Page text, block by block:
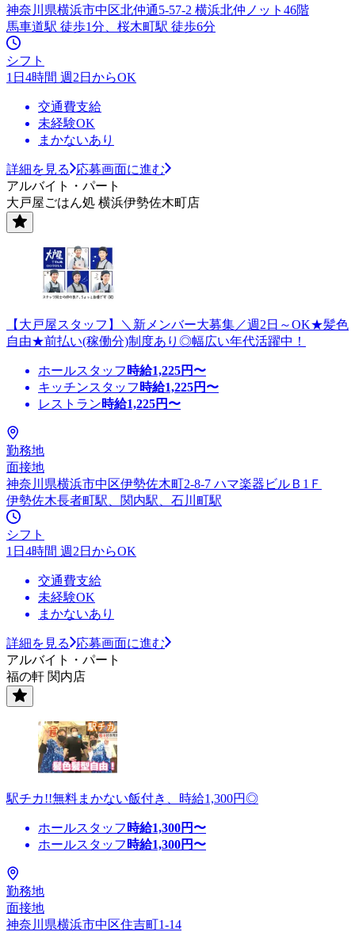
神奈川県横浜市中区北仲通5-57-2 横浜北仲ノット46階
馬車道駅 徒歩1分、桜木町駅 徒歩6分
シフト
1日4時間 週2日からOK
交通費支給
未経験OK
まかないあり
詳細を見る
応募画面に進む
アルバイト・パート
大戸屋ごはん処 横浜伊勢佐木町店
【大戸屋スタッフ】＼新メンバー大募集／週2日～OK★髪色
自由★前払い(稼働分)制度あり◎幅広い年代活躍中！
ホールスタッフ 時給1,225円〜
キッチンスタッフ 時給1,225円〜
レストラン時給1,225円〜
勤務地
面接地
神奈川県横浜市中区伊勢佐木町2-8-7 ハマ楽器ビルＢ1Ｆ
伊勢佐木長者町駅、関内駅、石川町駅
シフト
1日4時間 週2日からOK
交通費支給
未経験OK
まかないあり
詳細を見る
応募画面に進む
アルバイト・パート
福の軒 関内店
駅チカ!!無料まかない飯付き、時給1,300円◎
ホールスタッフ 時給1,300円〜
ホールスタッフ 時給1,300円〜
勤務地
面接地
神奈川県横浜市中区住吉町1-14